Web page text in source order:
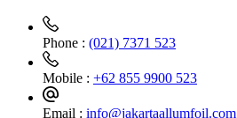
Phone : (021) 7371 523
Mobile : +62 855 9900 523
Email : info@jakartaallumfoil.com